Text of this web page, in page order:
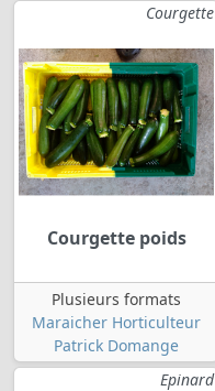
Courgette
Courgette poids
Plusieurs formats
Maraicher Horticulteur
Patrick Domange
Epinard